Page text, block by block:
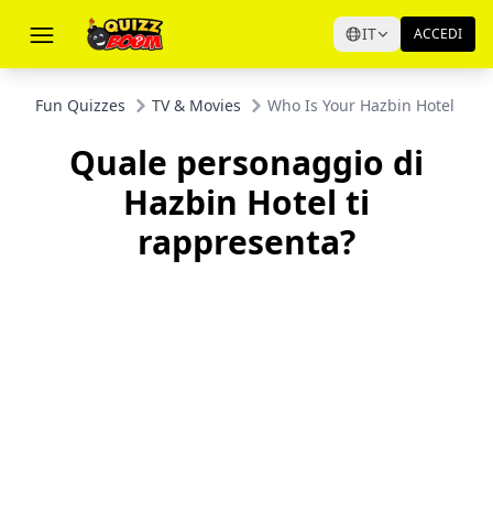
IT ACCEDI
Fun Quizzes TV & Movies Who Is Your Hazbin Hotel
Quale personaggio di
Hazbin Hotel ti
rappresenta?